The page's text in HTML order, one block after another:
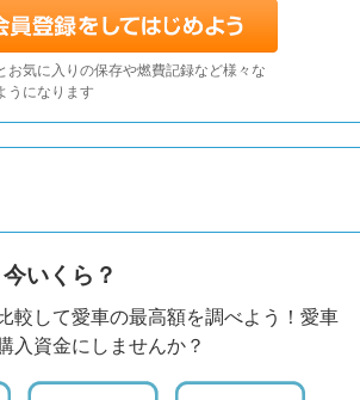
お気に入りの保存や燃費記録など様々な
うになります
いくら？
較して愛車の最高額を調べよう！愛車
入資金にしませんか？